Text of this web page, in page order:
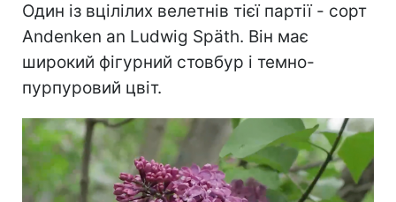
Один із вцілілих велетнів тієї партії - сорт
Andenken an Ludwig Späth. Він має
широкий фігурний стовбур і темно-
пурпуровий цвіт.